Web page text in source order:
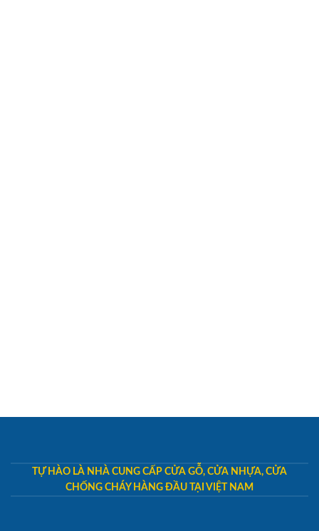
TỰ HÀO LÀ NHÀ CUNG CẤP CỬA GỖ, CỬA NHỰA, CỬA
CHỐNG CHÁY HÀNG ĐẦU TẠI VIỆT NAM